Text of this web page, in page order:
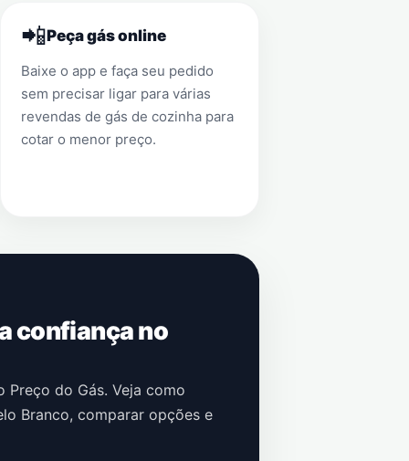
📲Peça gás online
Baixe o app e faça seu pedido
sem precisar ligar para várias
revendas de gás de cozinha para
cotar o menor preço.
confiança no
do Gás. Veja como
Branco, comparar opções e